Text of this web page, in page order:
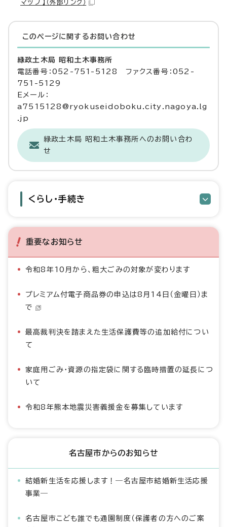
マップ】 （外部リンク）
このページに関する お問い合わせ
緑政土木局 昭和土木事務所
電話番号：052-751-5128 ファクス番号：052-
751-5129
Eメール：
a7515128@ryokuseidoboku.city.nagoya.lg
.jp
緑政土木局 昭和土木事務所へのお問い合わ
せ
くらし・手続き
重要なお知らせ
令和8年10月から、粗大ごみの対象が変わります
プレミアム付電子商品券の申込は8月14日（金曜日）ま
で
最高裁判決を踏まえた生活保護費等の追加給付につい
て
家庭用ごみ・資源の指定袋に関する臨時措置の延長につ
いて
令和8年熊本地震災害義援金を募集しています
名古屋市からのお知らせ
結婚新生活を応援します！―名古屋市結婚新生活応援
事業―
名古屋市こども誰でも通園制度（保護者の方へのご案